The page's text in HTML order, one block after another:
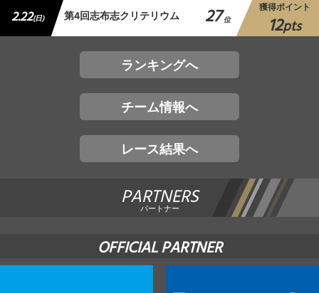
2.22(日) 第4回志布志クリテリウム 27 位
獲得ポイント
12pts
ランキングへ
チーム情報へ
レース結果へ
PARTNERS
パートナー
OFFICIAL PARTNER